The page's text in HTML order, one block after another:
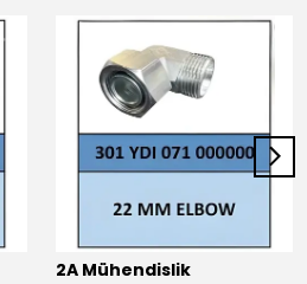
2A Mühendislik